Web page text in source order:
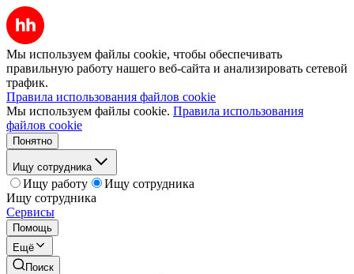
Мы используем файлы cookie, чтобы обеспечивать
правильную работу нашего веб-сайта и анализировать сетевой
трафик.
Правила использования файлов cookie
Мы используем файлы cookie. Правила использования
файлов cookie
Понятно
Ищу сотрудника
Ищу работу
Ищу сотрудника
Ищу сотрудника
Сервисы
Помощь
Ещё
Поиск